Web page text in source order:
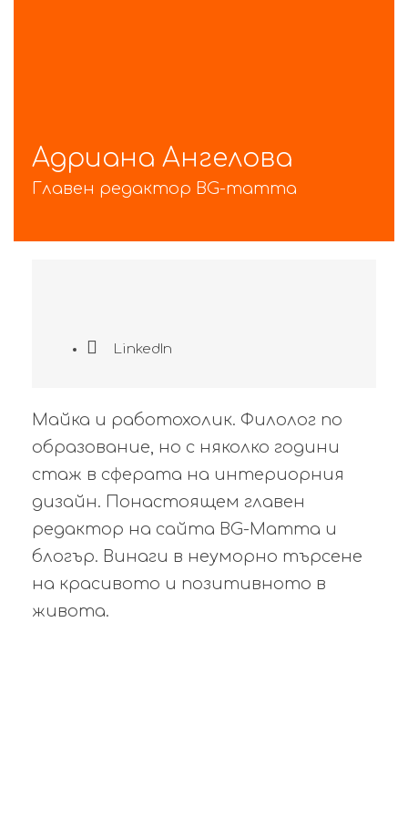
Адриана Ангелова
Главен редактор BG-mamma
Майка и работохолик. Филолог по
образование, но с няколко години
стаж в сферата на интериорния
дизайн. Понастоящем главен
редактор на сайта BG-Mamma и
блогър. Винаги в неуморно търсене
на красивото и позитивното в
живота.
LinkedIn